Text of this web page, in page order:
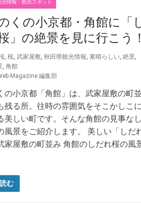
情報・観光スポット
くの小京都・角館に「
」の絶景を見に行こう！
, 桜, 武家屋敷, 秋田県観光情報, 素晴らしい, 絶景,
, 角館
Magazine 編集部
の小京都「角館」は、武家屋敷の町並
残る所。往時の雰囲気をそこかしこに
美しい町です。そんな角館の見事なし
風景をご紹介します。 美しい「しだ
家屋敷の町並み 角館のしだれ桜の風
む